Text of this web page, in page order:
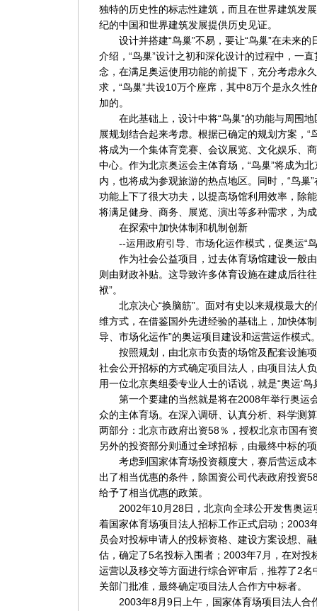
独特的历史性的标志性建筑，而且在世界建筑发
纪的中国和世界建筑发展提供历史见证。
设计并搭建“鸟巢”不易，要让“鸟巢”在未来的
介绍，“鸟巢”设计之初和深化设计的过程中，一
念，在满足奥运使用功能的前提下，充分考虑永
求，“鸟巢”共设10万个座席，其中8万个是永久
加的。
在此基础上，设计中将“鸟巢”的功能与周围地
展规划结合起来考虑。根据已确定的规划方案，“
将成为一个集体育竞赛、会议展览、文化娱乐、
中心。作为北京奥运会主体育场，“鸟巢”将成为
内，也将成为参观旅游的热点地区。同时，“鸟巢
功能上下了很大功夫，以提高场馆利用效率，除
将满足健身、商务、展览、演出等多种需求，为
在探索中加快体制和机制创新
--运用政府引导、市场化运作模式，促奥运“鸟
作为社会公益项目，过去体育场馆建设一般由
则由财政补贴。这导致许多体育设施在建成后往
袱”。
北京决心“换脑筋”。面对有史以来规模最大的
维方式，在借鉴国外先进经验的基础上，加快体
导、市场化运作”的奥运项目建设和运营运作模式
按照规划，由北京市负责的场馆及配套设施项
社会公开招标的方式确定项目法人，由项目法人
用一位北京奥组委专业人士的话说，就是“奥运‘鸟
第一个要建的当然就是将在2008年举行奥运
众的主体育场。在深入调研、认真分析、科学测
两部分：北京市政府出资58％，授权北京市国有
另外的投资部分则通过全球招标，由最终中标的
考虑到国家体育场投资额度大，赛后营运成本
出了相当优惠的条件，除国资公司代表政府投资
给予了相当优惠的政策。
2002年10月28日，北京向全球公开发售奥运
着国家体育场项目法人招标工作正式启动；2003
员会对投标申请人的投标资格、建设方案设想、
估，确定了5名投标入围者；2003年7月，在对投
运营以及移交等方面进行综合评审后，推荐了2
关部门批准，最终确定项目法人合作方中标者。
2003年8月9日上午，国家体育场项目法人合